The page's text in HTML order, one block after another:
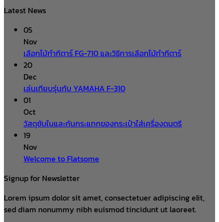
Latest News
05
Nov
เลือกไม้ทำกีตาร์ FG-710 และวิธีการเลือกไม้ทำกีตาร์
20
Dec
เล่นเทียบรุ่นกับ YAMAHA F-310
01
Oct
วัสดุซับในและกันกระแทกของกระเป๋าใส่เครื่องดนตรี
19
Nov
Welcome to Flatsome
Signup for Newsletter
Lorem ipsum dolor sit amet, consectetuer adipiscing elit,
sed diam nonummy nibh euismod tincidunt ut laoreet.